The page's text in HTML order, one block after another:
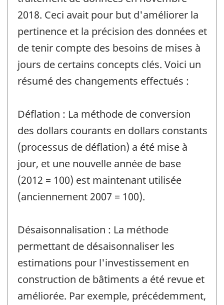
2018. Ceci avait pour but d'améliorer la
pertinence et la précision des données et
de tenir compte des besoins de mises à
jours de certains concepts clés. Voici un
résumé des changements effectués :
Déflation : La méthode de conversion
des dollars courants en dollars constants
(processus de déflation) a été mise à
jour, et une nouvelle année de base
(2012 = 100) est maintenant utilisée
(anciennement 2007 = 100).
Désaisonnalisation : La méthode
permettant de désaisonnaliser les
estimations pour l'investissement en
construction de bâtiments a été revue et
améliorée. Par exemple, précédemment,